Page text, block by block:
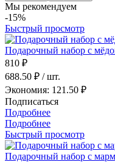
Мы рекомендуем
-15%
Быстрый просмотр
Подарочный набор с
810 ₽
688.50 ₽ / шт.
Экономия: 121.50 ₽
Подписаться
Подробнее
Подробнее
Быстрый просмотр
Подарочный набор с